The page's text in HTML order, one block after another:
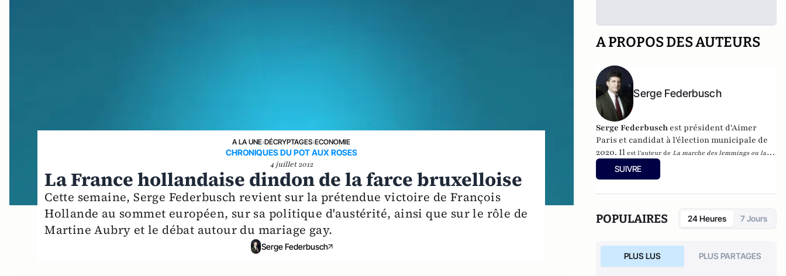
A LA UNE›DÉCRYPTAGES›ECONOMIE
CHRONIQUES DU POT AUX ROSES
4 juillet 2012
La France hollandaise dindon de la farce bruxelloise
Cette semaine, Serge Federbusch revient sur la prétendue victoire de François
Hollande au sommet européen, sur sa politique d'austérité, ainsi que sur le rôle de
Martine Aubry et le débat autour du mariage gay.
Serge Federbusch
A PROPOS DES AUTEURS
Serge Federbusch
Serge Federbusch est président d'Aimer
Paris et candidat à l'élection municipale de
2020. Il est l'auteur deLa marche des lemmings ou la 2e
mort de Charlie
fatal quinquennat, chez Plon.
SUIVRE
POPULAIRES 24 Heures 7 Jours
PLUS LUS PLUS PARTAGES